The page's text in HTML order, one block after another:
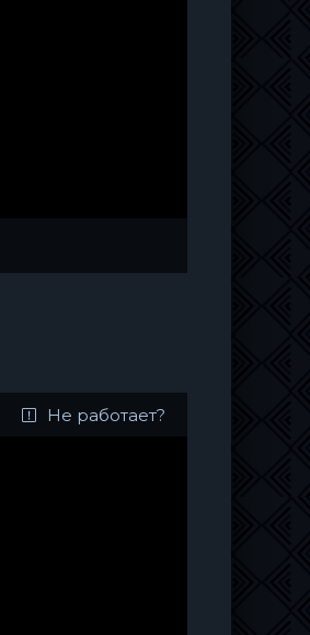
Не работает?